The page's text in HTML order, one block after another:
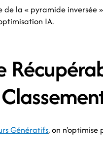
de la « pyramide
IA.
Génératifs, on